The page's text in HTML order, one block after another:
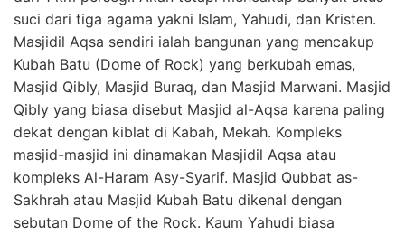
suci dari tiga agama yakni Islam, Yahudi, dan Kristen.
Masjidil Aqsa sendiri ialah bangunan yang mencakup
Kubah Batu (Dome of Rock) yang berkubah emas,
Masjid Qibly, Masjid Buraq, dan Masjid Marwani. Masjid
Qibly yang biasa disebut Masjid al-Aqsa karena paling
dekat dengan kiblat di Kabah, Mekah. Kompleks
masjid-masjid ini dinamakan Masjidil Aqsa atau
kompleks Al-Haram Asy-Syarif. Masjid Qubbat as-
Sakhrah atau Masjid Kubah Batu dikenal dengan
sebutan Dome of the Rock. Kaum Yahudi biasa